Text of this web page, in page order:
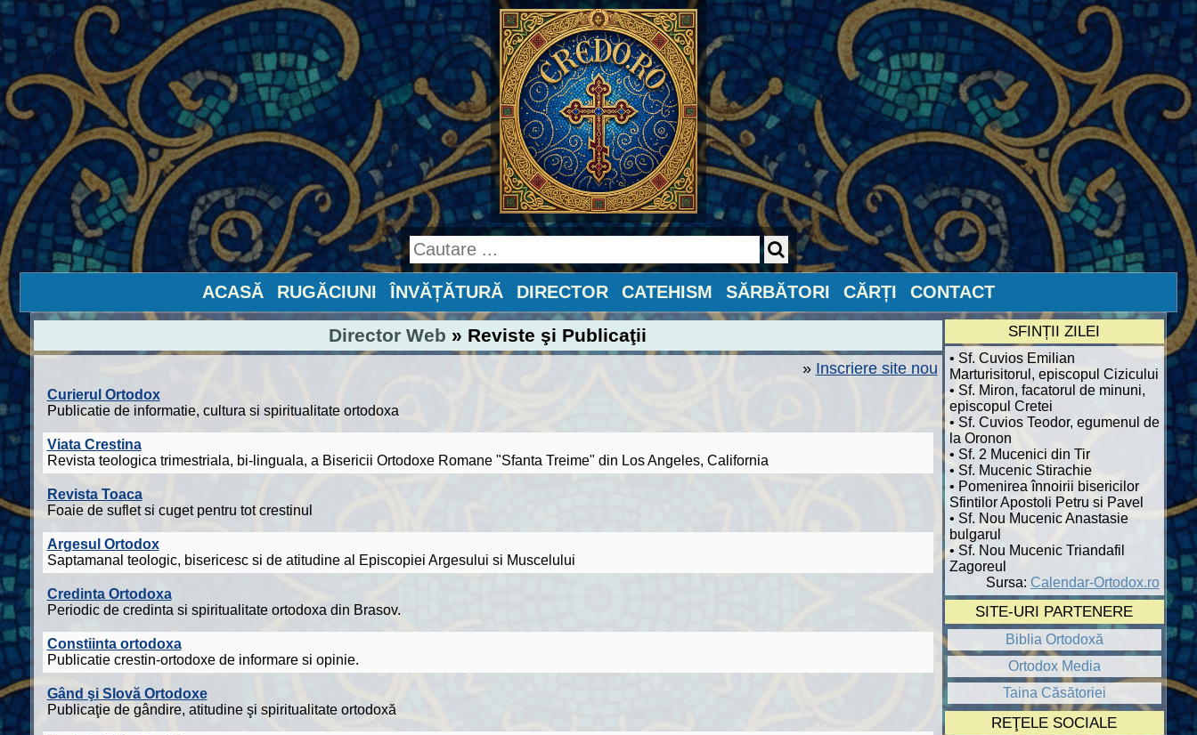
ACASĂ RUGĂCIUNI ÎNVĂȚĂTURĂ DIRECTOR CATEHISM SĂRBĂTORI CĂRȚI CONTACT
Director Web » Reviste şi Publicaţii
» Inscriere site nou
Curierul Ortodox
Publicatie de informatie, cultura si spiritualitate ortodoxa
Viata Crestina
Revista teologica trimestriala, bi-linguala, a Bisericii Ortodoxe Romane "Sfanta Treime" din Los Angeles, California
Revista Toaca
Foaie de suflet si cuget pentru tot crestinul
Argesul Ortodox
Saptamanal teologic, bisericesc si de atitudine al Episcopiei Argesului si Muscelului
Credinta Ortodoxa
Periodic de credinta si spiritualitate ortodoxa din Brasov.
Constiinta ortodoxa
Publicatie crestin-ortodoxe de informare si opinie.
Gând şi Slovă Ortodoxe
Publicaţie de gândire, atitudine şi spiritualitate ortodoxă
SFINȚII ZILEI
• Sf. Cuvios Emilian
Marturisitorul, episcopul Cizicului
• Sf. Miron, facatorul de minuni,
episcopul Cretei
• Sf. Cuvios Teodor, egumenul de
la Oronon
• Sf. 2 Mucenici din Tir
• Sf. Mucenic Stirachie
• Pomenirea înnoirii bisericilor
Sfintilor Apostoli Petru si Pavel
• Sf. Nou Mucenic Anastasie
bulgarul
• Sf. Nou Mucenic Triandafil
Zagoreul
Sursa: Calendar-Ortodox.ro
SITE-URI PARTENERE
Biblia Ortodoxă
Ortodox Media
Taina Căsătoriei
REŢELE SOCIALE